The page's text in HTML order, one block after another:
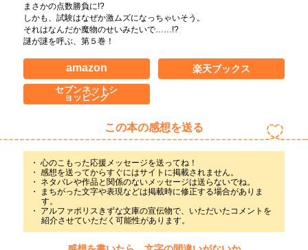
まさかの点数勝負に!?
しかも、試験はなぜか激ムズになっちゃいそう。
それはなんだか魔物のせいみたいで……!?
謎が謎を呼ぶ、第５巻！
amazon 楽天ブックス
セブンネットシ
ョッピング
この本の感想を送る
心のこもった応援メッセージを送ってね！
感想を送ってからすぐにはサイトに掲載されません。
ネタバレや作品と関係のないメッセージは送らないでね。
まちがった文字や表現などは掲載時に修正する場合がありま
す。
アルファポリスきずな文庫の宣伝物で、いただいたコメントを
紹介させていただく可能性があります。